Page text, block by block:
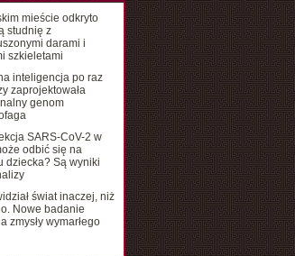
mieście odkryto
studnię z
darami i
szkieletami
inteligencja po raz
zaprojektowała
genom
SARS-CoV-2 w
odbić się na
dziecka? Są wyniki
świat inaczej, niż
Nowe badanie
zmysły wymarłego